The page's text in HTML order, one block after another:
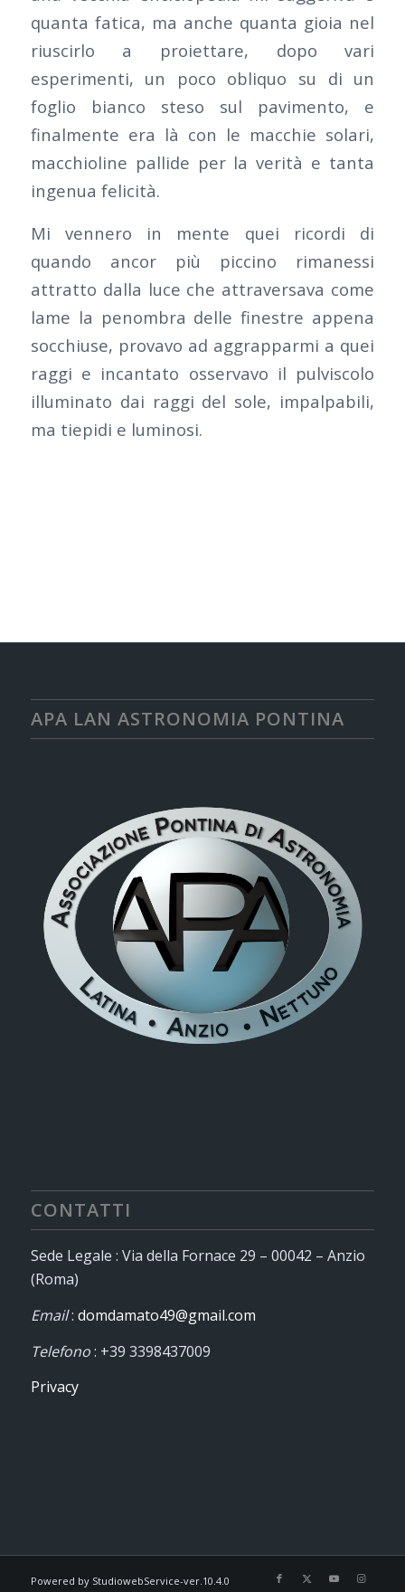
quanta fatica, ma anche quanta gioia nel
riuscirlo a proiettare, dopo vari
esperimenti, un poco obliquo su di un
foglio bianco steso sul pavimento, e
finalmente era là con le macchie solari,
macchioline pallide per la verità e tanta
ingenua felicità.
Mi vennero in mente quei ricordi di
quando ancor più piccino rimanessi
attratto dalla luce che attraversava come
lame la penombra delle finestre appena
socchiuse, provavo ad aggrapparmi a quei
raggi e incantato osservavo il pulviscolo
illuminato dai raggi del sole, impalpabili,
ma tiepidi e luminosi.
APA LAN ASTRONOMIA PONTINA
CONTATTI
Sede Legale : Via della Fornace 29 – 00042 – Anzio
(Roma)
Email: domdamato49@gmail.com
Telefono: +39 3398437009
Privacy
Powered by StudiowebService-ver.10.4.0